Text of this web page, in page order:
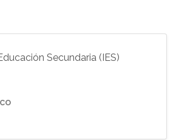
Secundaria (IES)